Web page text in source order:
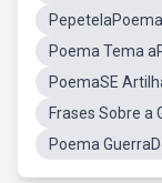
Poema Tema
PoemaSE
Frases Sobre a
Poema